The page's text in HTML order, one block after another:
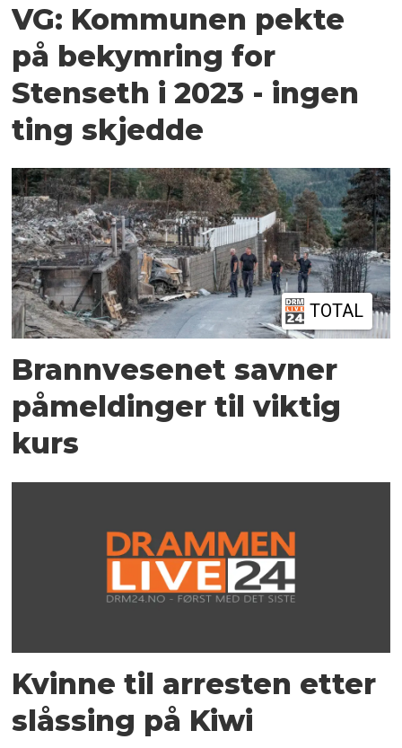
VG: Kommunen pekte
på bekymring for
Stenseth i 2023 - ingen
ting skjedde
TOTAL
Brannvesenet savner
påmeldinger til viktig
kurs
Kvinne til arresten etter
slåssing på Kiwi